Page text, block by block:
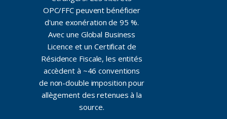
OPC/FFC peuvent bénéficier
d'une exonération de 95 %.
Avec une Global Business
Licence et un Certificat de
Résidence Fiscale, les entités
accèdent à ~46 conventions
de non-double imposition pour
allègement des retenues à la
source.